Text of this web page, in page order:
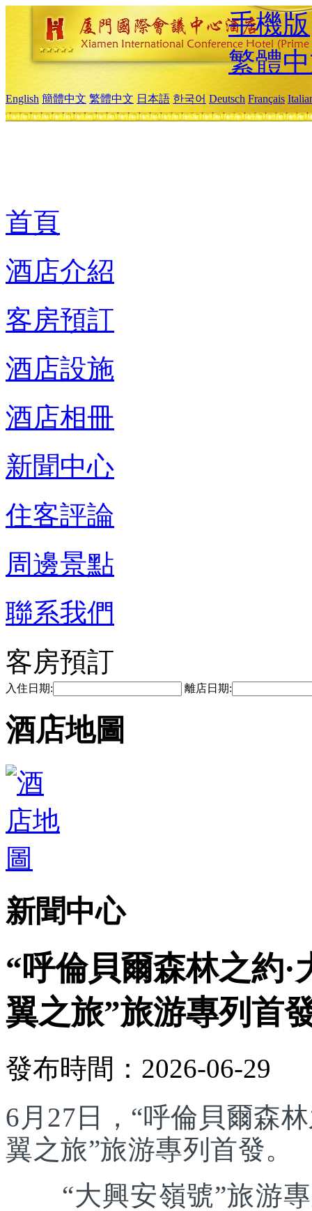
手機版
繁體
English 簡體中文 繁體中文 日本語 한국어 Deutsch Français
首頁
酒店介紹
客房預訂
酒店設施
酒店相冊
新聞中心
住客評論
周邊景點
聯系我們
客房預訂
入住日期: 離店日期:
酒店地圖
新聞中心
“呼倫貝爾森林之約·
翼之旅”旅游專列首
發布時間：2026-06-29
6月27日，“呼倫貝爾森
翼之旅”旅游專列首發。
“大興安嶺號”旅游專